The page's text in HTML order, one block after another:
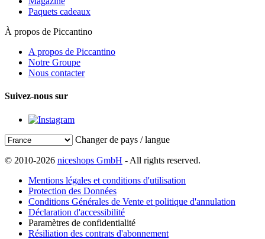
Paquets cadeaux
À propos de Piccantino
A propos de Piccantino
Notre Groupe
Nous contacter
Suivez-nous sur
Changer de pays / langue
© 2010-2026 niceshops GmbH - All rights reserved.
Mentions légales et conditions d'utilisation
Protection des Données
Conditions Générales de Vente et politique d'annulation
Déclaration d'accessibilité
Paramètres de confidentialité
Résiliation des contrats d'abonnement